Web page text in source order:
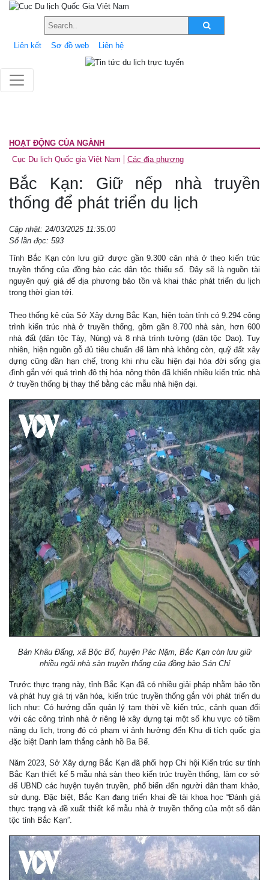
Liên kết Sơ đồ web Liên hệ
HOẠT ĐỘNG CỦA NGÀNH
Cục Du lịch Quốc gia Việt Nam
Các địa phương
Bắc Kạn: Giữ nếp nhà truyền
thống để phát triển du lịch
Cập nhật: 24/03/2025 11:35:00
Số lần đọc: 593
Tỉnh Bắc Kạn còn lưu giữ được gần 9.300 căn nhà ở theo kiến trúc
truyền thống của đồng bào các dân tộc thiểu số. Đây sẽ là nguồn tài
nguyên quý giá để địa phương bảo tồn và khai thác phát triển du lịch
trong thời gian tới.
Theo thống kê của Sở Xây dựng Bắc Kạn, hiện toàn tỉnh có 9.294 công
trình kiến trúc nhà ở truyền thống, gồm gần 8.700 nhà sàn, hơn 600
nhà đất (dân tộc Tày, Nùng) và 8 nhà trình tường (dân tộc Dao). Tuy
nhiên, hiện nguồn gỗ đủ tiêu chuẩn để làm nhà không còn, quỹ đất xây
dựng cũng dần hạn chế, trong khi nhu cầu hiện đại hóa đời sống gia
đình gắn với quá trình đô thị hóa nông thôn đã khiến nhiều kiến trúc nhà
ở truyền thống bị thay thế bằng các mẫu nhà hiện đại.
Bản Khâu Đấng, xã Bộc Bố, huyện Pác Nặm, Bắc Kạn còn lưu giữ
nhiều ngôi nhà sàn truyền thống của đồng bào Sán Chỉ
Trước thực trạng này, tỉnh Bắc Kạn đã có nhiều giải pháp nhằm bảo tồn
và phát huy giá trị văn hóa, kiến trúc truyền thống gắn với phát triển du
lịch như: Có hướng dẫn quản lý tạm thời về kiến trúc, cảnh quan đối
với các công trình nhà ở riêng lẻ xây dựng tại một số khu vực có tiềm
năng du lịch, trong đó có phạm vi ảnh hưởng đến Khu di tích quốc gia
đặc biệt Danh lam thắng cảnh hồ Ba Bể.
Năm 2023, Sở Xây dựng Bắc Kạn đã phối hợp Chi hội Kiến trúc sư tỉnh
Bắc Kạn thiết kế 5 mẫu nhà sàn theo kiến trúc truyền thống, làm cơ sở
để UBND các huyện tuyên truyền, phổ biến đến người dân tham khảo,
sử dụng. Đặc biệt, Bắc Kạn đang triển khai đề tài khoa học “Đánh giá
thực trạng và đề xuất thiết kế mẫu nhà ở truyền thống của một số dân
tộc tỉnh Bắc Kạn”.